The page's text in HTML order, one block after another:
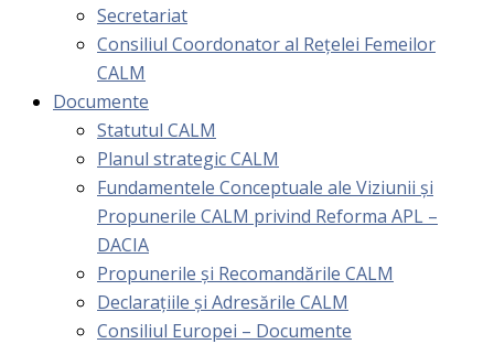
Secretariat
Consiliul Coordonator al Rețelei Femeilor
CALM
Documente
Statutul CALM
Planul strategic CALM
Fundamentele Conceptuale ale Viziunii și
Propunerile CALM privind Reforma APL –
DACIA
Propunerile și Recomandările CALM
Declarațiile și Adresările CALM
Consiliul Europei – Documente